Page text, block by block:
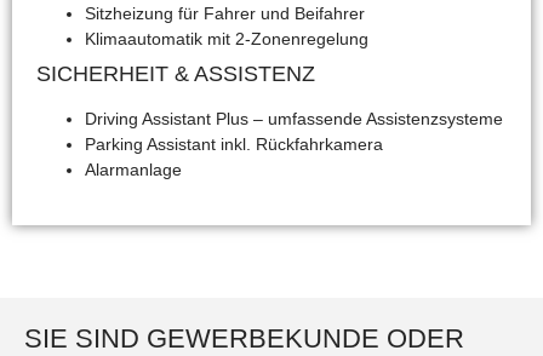
Sitzheizung für Fahrer und Beifahrer
Klimaautomatik mit 2-Zonenregelung
SICHERHEIT & ASSISTENZ
Driving Assistant Plus – umfassende Assistenzsysteme
Parking Assistant inkl. Rückfahrkamera
Alarmanlage
SIE SIND GEWERBEKUNDE ODER